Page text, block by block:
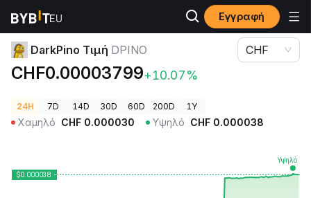
Εγγραφή
Τιμές Κρυπτονομισμάτων DarkPino Τιμή DPINO
DarkPino Τιμή DPINO
CHF0.00003799+10.07%
CHF
24H 7D 14D 30D 60D 200D 1Y
Χαμηλό CHF 0.000030 Υψηλό CHF 0.000038